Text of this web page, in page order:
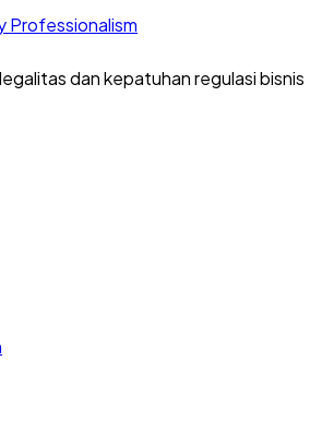
Professionalism
dan kepatuhan regulasi bisnis